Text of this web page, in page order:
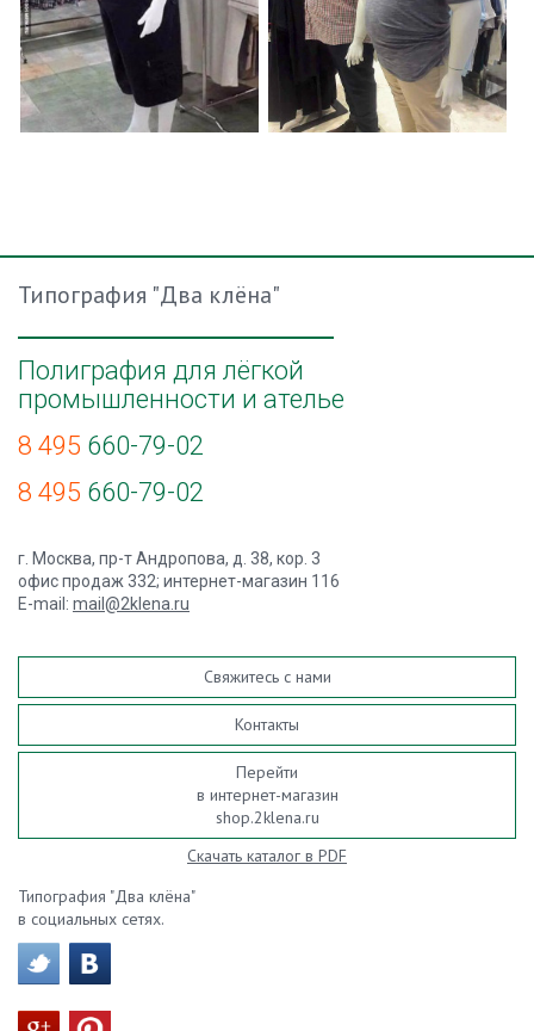
Типография "Два клёна"
Полиграфия для лёгкой
промышленности и ателье
8 495 660-79-02
8 495 660-79-02
г. Москва, пр-т Андропова, д. 38, кор. 3
офис продаж 332; интернет-магазин 116
E-mail: mail@2klena.ru
Свяжитесь с нами
Контакты
Перейти
в интернет-магазин
shop.2klena.ru
Скачать каталог в PDF
Типография "Два клёна"
в социальных сетях.